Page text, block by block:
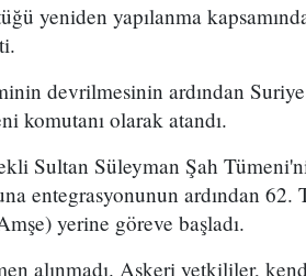
yeniden yapılanma
devrilmesinin ardından
komutanı olarak atandı.
Sultan Süleyman Şah
entegrasyonunun ardından 62.
yerine göreve başladı.
alınmadı. Askeri yetkililer,